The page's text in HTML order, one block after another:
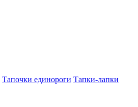
Тапочки единороги Тапки-лапки